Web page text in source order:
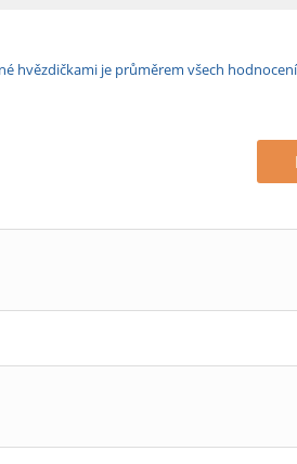
hvězdičkami je průměrem všech